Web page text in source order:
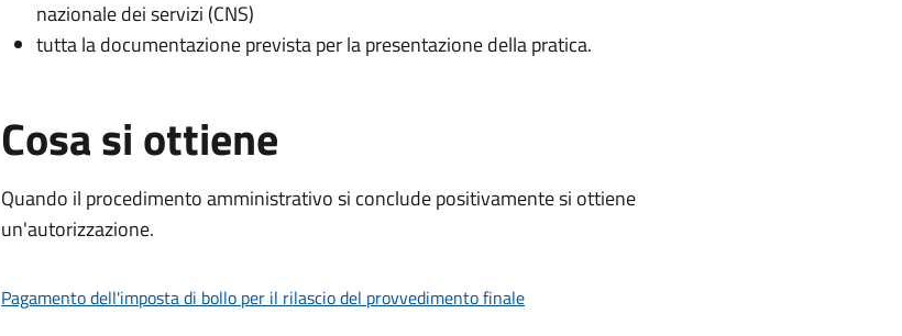
nazionale dei servizi (CNS)
tutta la documentazione prevista per la presentazione della pratica.
Cosa si ottiene
Quando il procedimento amministrativo si conclude positivamente si ottiene
un'autorizzazione.
Pagamento dell'imposta di bollo per il rilascio del provvedimento finale